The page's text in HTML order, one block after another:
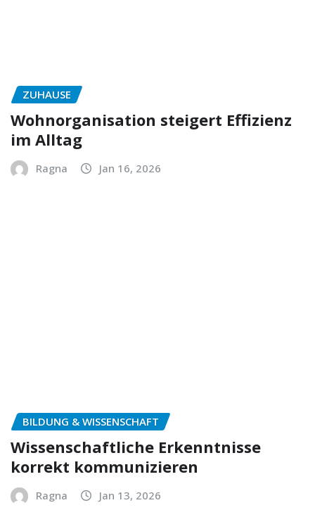
ZUHAUSE
Wohnorganisation steigert Effizienz
im Alltag
Ragna Jan 16, 2026
BILDUNG & WISSENSCHAFT
Wissenschaftliche Erkenntnisse
korrekt kommunizieren
Ragna Jan 13, 2026